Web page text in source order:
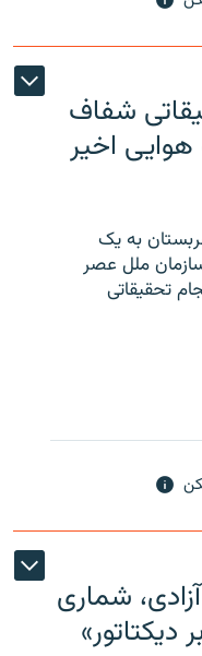
شفاف
هوایی اخیر
به یک
ملل عصر
تحقیقاتی
شماری
دیکتاتور»